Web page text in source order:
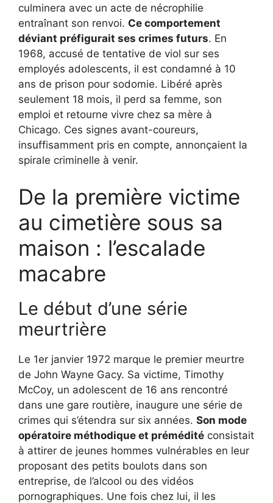
culminera avec un acte de nécrophilie
entraînant son renvoi. Ce comportement
déviant préfigurait ses crimes futurs. En
1968, accusé de tentative de viol sur ses
employés adolescents, il est condamné à 10
ans de prison pour sodomie. Libéré après
seulement 18 mois, il perd sa femme, son
emploi et retourne vivre chez sa mère à
Chicago. Ces signes avant-coureurs,
insuffisamment pris en compte, annonçaient la
spirale criminelle à venir.
De la première victime
au cimetière sous sa
maison : l’escalade
macabre
Le début d’une série
meurtrière
Le 1er janvier 1972 marque le premier meurtre
de John Wayne Gacy. Sa victime, Timothy
McCoy, un adolescent de 16 ans rencontré
dans une gare routière, inaugure une série de
crimes qui s’étendra sur six années. Son mode
opératoire méthodique et prémédité consistait
à attirer de jeunes hommes vulnérables en leur
proposant des petits boulots dans son
entreprise, de l’alcool ou des vidéos
pornographiques. Une fois chez lui, il les